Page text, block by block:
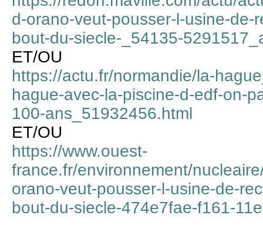
d-orano-veut-pousser-l-usine-de-
bout-du-siecle-_54135-
ET/OU
https://actu.fr/normandie/la-
hague-avec-la-piscine-d-edf-on-
100-ans_51932456.html
ET/OU
https://www.ouest-
france.fr/environnement/
orano-veut-pousser-l-usine-de-
bout-du-siecle-474e7fae-f161-